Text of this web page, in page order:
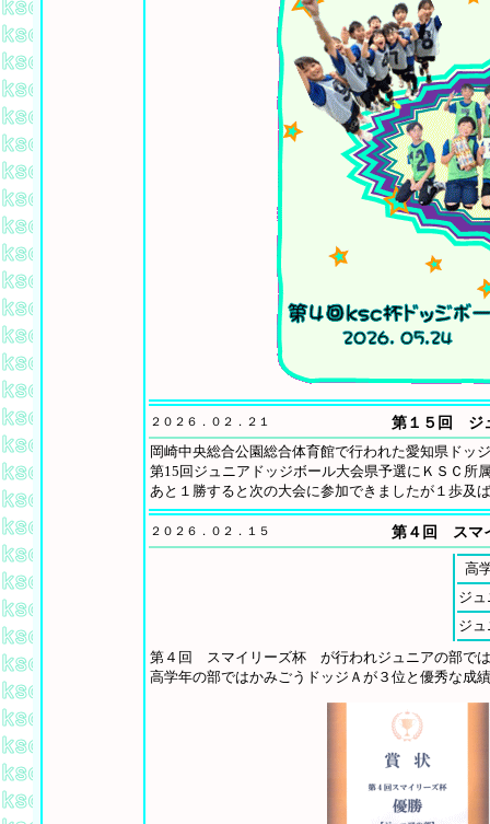
２０２６．０２．２１
第１５回 ジ
岡崎中央総合公園総合体育館で行われた愛知県ドッ
第15回ジュニアドッジボール大会県予選にＫＳＣ所
あと１勝すると次の大会に参加できましたが１歩及
２０２６．０２．１５ 第４回 スマ
高
ジ
ジ
第４回 スマイリーズ杯 が行われジュニアの部で
高学年の部ではかみごうドッジＡが３位と優秀な成